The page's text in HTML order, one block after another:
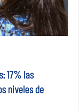
17% las
niveles de